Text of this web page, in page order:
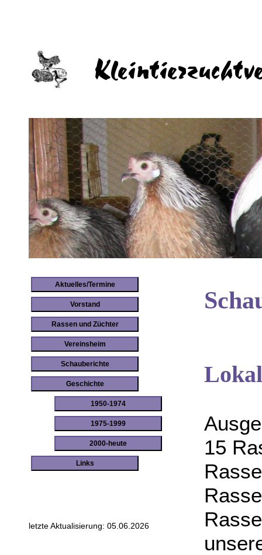
Aktuelles/Termine
Vorstand
Rassen und Züchter
Vereinsheim
Schauberichte
Geschichte
1950-1974
1975-1999
2000-heute
Links
letzte Aktualisierung: 05.06.2026
15